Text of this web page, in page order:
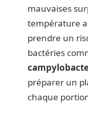
mauvaises
température
prendre un
bactéries
préparer un
chaque